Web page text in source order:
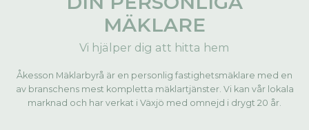
MÄKLARE
Vi hjälper dig att hitta hem
Åkesson Mäklarbyrå är en personlig fastighetsmäklare med en
av branschens mest kompletta mäklartjänster. Vi kan vår lokala
marknad och har verkat i Växjö med omnejd i drygt 20 år.